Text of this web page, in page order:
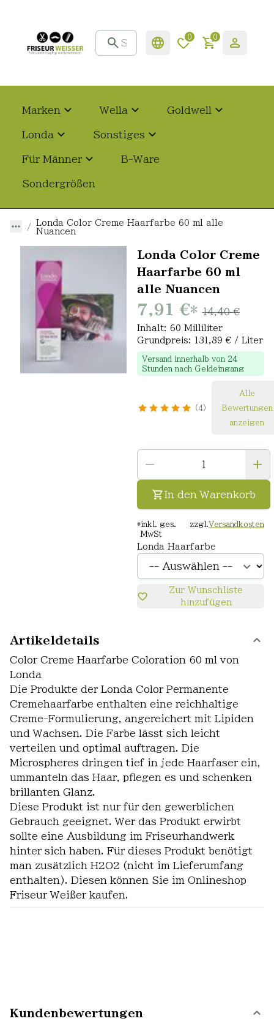
0 0
Marken Wella Goldwell
Londa Sonstiges
Für Männer B-Ware
Sondergrößen
Londa Color Creme Haarfarbe 60 ml alle
Nuancen
Londa Color Creme
Haarfarbe 60 ml
alle Nuancen
7,91 €* 14,40 €
Inhalt: 60 Milliliter
Grundpreis: 131,89 € / Liter
Versand innerhalb von 24
Stunden nach Geldeingang
4
Alle
Bewertungen
anzeigen
In den Warenkorb
*inkl. ges.
MwSt
zzgl. Versandkosten
Londa Haarfarbe
Zur Wunschliste
hinzufügen
Artikeldetails
Color Creme Haarfarbe Coloration 60 ml von
Londa
Die Produkte der Londa Color Permanente
Cremehaarfarbe enthalten eine reichhaltige
Creme-Formulierung, angereichert mit Lipiden
und Wachsen. Die Farbe lässt sich leicht
verteilen und optimal auftragen. Die
Microspheres dringen tief in jede Haarfaser ein,
ummanteln das Haar, pflegen es und schenken
brillanten Glanz.
Diese Produkt ist nur für den gewerblichen
Gebrauch geeignet. Wer das Produkt erwirbt
sollte eine Ausbildung im Friseurhandwerk
hinter sich haben. Für dieses Produkt benötigt
man zusätzlich H2O2 (nicht im Lieferumfang
enthalten). Diesen können Sie im Onlineshop
Friseur Weißer kaufen.
Kundenbewertungen